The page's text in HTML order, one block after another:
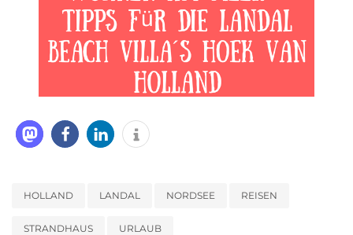
HOLLAND LANDAL NORDSEE REISEN
STRANDHAUS URLAUB